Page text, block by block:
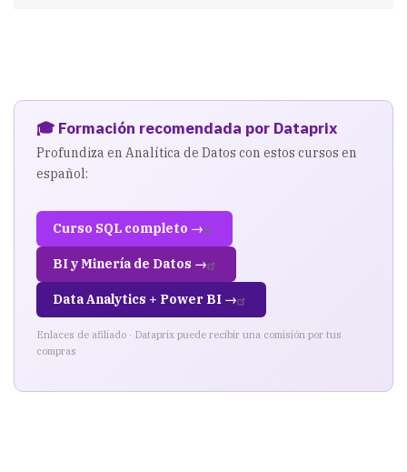
🎓 Formación recomendada por Dataprix
Profundiza en Analítica de Datos con estos cursos en
español:
Curso SQL completo →
BI y Minería de Datos →
Data Analytics + Power BI →
Enlaces de afiliado · Dataprix puede recibir una comisión por tus
compras